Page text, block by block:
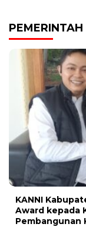
KANNI
Award kepada
Pembangunan